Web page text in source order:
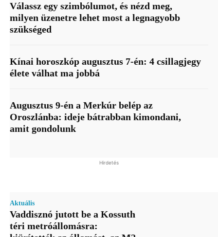
Válassz egy szimbólumot, és nézd meg,
milyen üzenetre lehet most a legnagyobb
szükséged
Kínai horoszkóp augusztus 7-én: 4 csillagjegy
élete válhat ma jobbá
Augusztus 9-én a Merkúr belép az
Oroszlánba: ideje bátrabban kimondani,
amit gondolunk
Hirdetés
Aktuális
Vaddisznó jutott be a Kossuth
téri metróállomásra: